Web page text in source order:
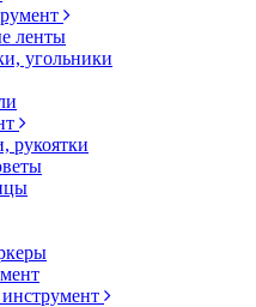
ленты
угольники
рукоятки